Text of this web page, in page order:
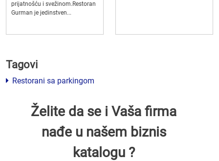
prijatnošću i svežinom.Restoran
Gurman je jedinstven...
Tagovi
Restorani sa parkingom
Želite da se i Vaša firma
nađe u našem biznis
katalogu ?